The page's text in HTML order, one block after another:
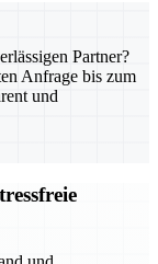
Partner?
Anfrage bis zum
und